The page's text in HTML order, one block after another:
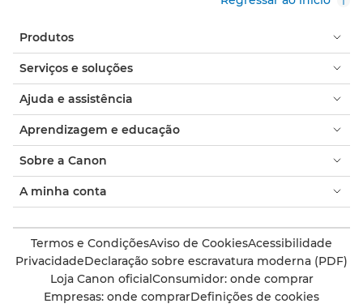
Produtos
Serviços e soluções
Ajuda e assistência
Aprendizagem e educação
Sobre a Canon
A minha conta
Termos e CondiçõesAviso de CookiesAcessibilidade
PrivacidadeDeclaração sobre escravatura moderna (PDF)
Loja Canon oficialConsumidor: onde comprar
Empresas: onde comprarDefinições de cookies